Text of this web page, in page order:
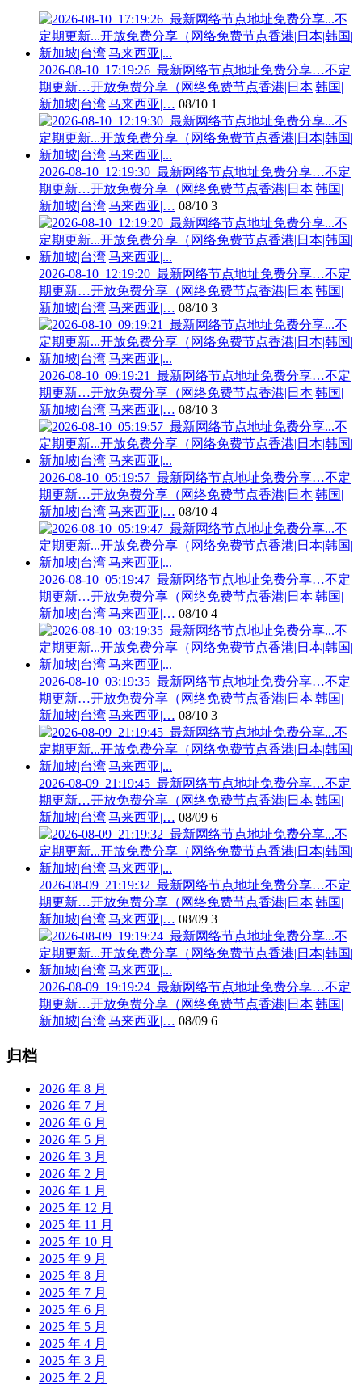
2026-08-10_17:19:26_最新网络节点地址免费分享…不定
期更新…开放免费分享（网络免费节点香港|日本|韩国|
新加坡|台湾|马来西亚|… 08/10 1
2026-08-10_12:19:30_最新网络节点地址免费分享…不定
期更新…开放免费分享（网络免费节点香港|日本|韩国|
新加坡|台湾|马来西亚|… 08/10 3
2026-08-10_12:19:20_最新网络节点地址免费分享…不定
期更新…开放免费分享（网络免费节点香港|日本|韩国|
新加坡|台湾|马来西亚|… 08/10 3
2026-08-10_09:19:21_最新网络节点地址免费分享…不定
期更新…开放免费分享（网络免费节点香港|日本|韩国|
新加坡|台湾|马来西亚|… 08/10 3
2026-08-10_05:19:57_最新网络节点地址免费分享…不定
期更新…开放免费分享（网络免费节点香港|日本|韩国|
新加坡|台湾|马来西亚|… 08/10 4
2026-08-10_05:19:47_最新网络节点地址免费分享…不定
期更新…开放免费分享（网络免费节点香港|日本|韩国|
新加坡|台湾|马来西亚|… 08/10 4
2026-08-10_03:19:35_最新网络节点地址免费分享…不定
期更新…开放免费分享（网络免费节点香港|日本|韩国|
新加坡|台湾|马来西亚|… 08/10 3
2026-08-09_21:19:45_最新网络节点地址免费分享…不定
期更新…开放免费分享（网络免费节点香港|日本|韩国|
新加坡|台湾|马来西亚|… 08/09 6
2026-08-09_21:19:32_最新网络节点地址免费分享…不定
期更新…开放免费分享（网络免费节点香港|日本|韩国|
新加坡|台湾|马来西亚|… 08/09 3
2026-08-09_19:19:24_最新网络节点地址免费分享…不定
期更新…开放免费分享（网络免费节点香港|日本|韩国|
新加坡|台湾|马来西亚|… 08/09 6
归档
2026 年 8 月
2026 年 7 月
2026 年 6 月
2026 年 5 月
2026 年 3 月
2026 年 2 月
2026 年 1 月
2025 年 12 月
2025 年 11 月
2025 年 10 月
2025 年 9 月
2025 年 8 月
2025 年 7 月
2025 年 6 月
2025 年 5 月
2025 年 4 月
2025 年 3 月
2025 年 2 月